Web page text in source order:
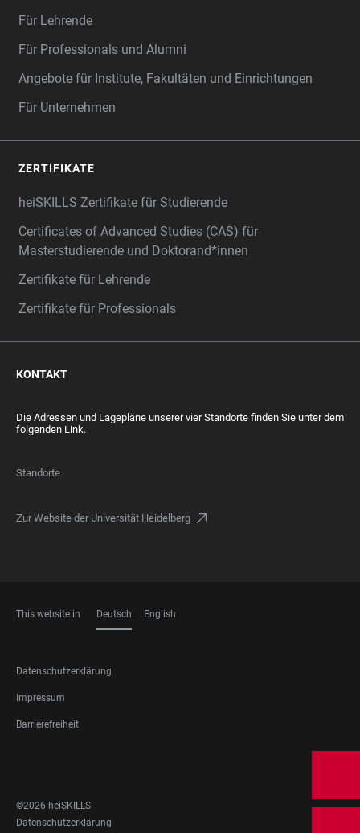
Für Lehrende
Für Professionals und Alumni
Angebote für Institute, Fakultäten und Einrichtungen
Für Unternehmen
ZERTIFIKATE
heiSKILLS Zertifikate für Studierende
Certificates of Advanced Studies (CAS) für
Masterstudierende und Doktorand*innen
Zertifikate für Lehrende
Zertifikate für Professionals
KONTAKT
Die Adressen und Lagepläne unserer vier Standorte finden Sie unter dem
folgenden Link.
Standorte
Zur Website der Universität Heidelberg
This website in Deutsch English
FOOTER
LEGAL
Datenschutzerklärung
Impressum
Barrierefreiheit
MEDIA
©2026 heiSKILLS
FOOTER
Datenschutzerklärung